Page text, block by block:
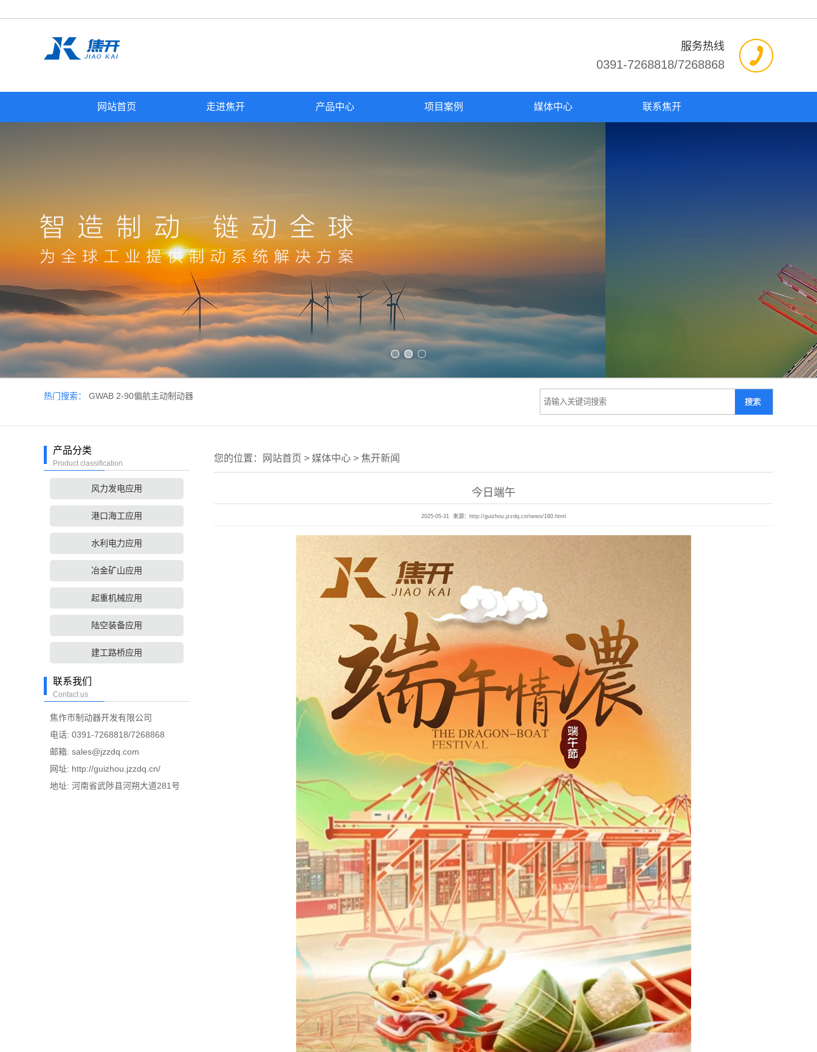
服务热线
0391-7268818/7268868
网站首页 走进焦开 产品中心 项目案例 媒体中心 联系焦开
热门搜索： GWAB 2-90偏航主动制动器
产品分类
Product classification
风力发电应用
港口海工应用
水利电力应用
冶金矿山应用
起重机械应用
陆空装备应用
建工路桥应用
联系我们
Contact us
焦作市制动器开发有限公司
电话: 0391-7268818/7268868
邮箱: sales@jzzdq.com
网址: http://guizhou.jzzdq.cn/
地址: 河南省武陟县河朔大道281号
您的位置： 网站首页 > 媒体中心 > 焦开新闻
今日端午
2025-05-31 来源： http://guizhou.jzzdq.cn/news/160.html